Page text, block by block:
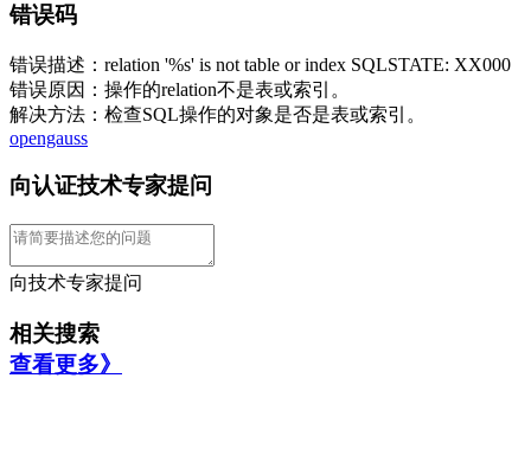
错误码
错误描述：relation '%s' is not table or index SQLSTATE: XX000
错误原因：操作的relation不是表或索引。
解决方法：检查SQL操作的对象是否是表或索引。
opengauss
向认证技术专家提问
向技术专家提问
相关搜索
查看更多》